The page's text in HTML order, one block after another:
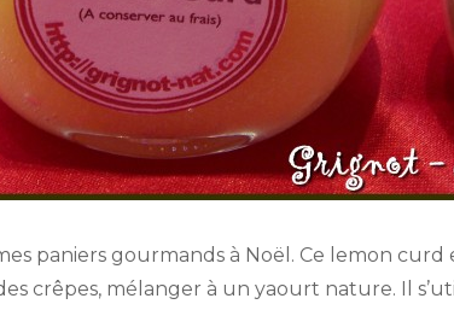
paniers gourmands à Noël. Ce lemon
crêpes, mélanger à un yaourt nature. Il